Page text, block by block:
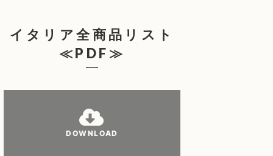
イタリア全商品リスト
≪PDF≫
DOWNLOAD